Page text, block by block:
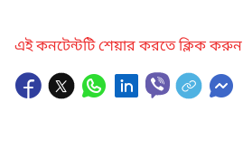
এই কনটেন্টটি শেয়ার করতে ক্লিক করুন